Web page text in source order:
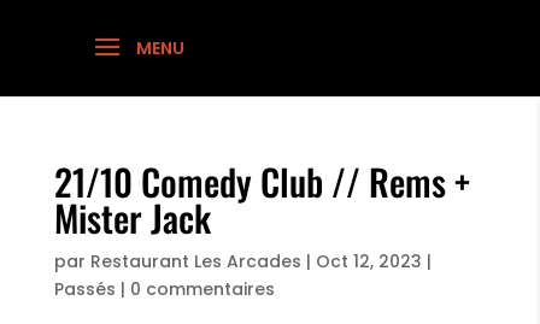
21/10 Comedy Club // Rems +
Mister Jack
par Restaurant Les Arcades | Oct 12, 2023 |
Passés | 0 commentaires